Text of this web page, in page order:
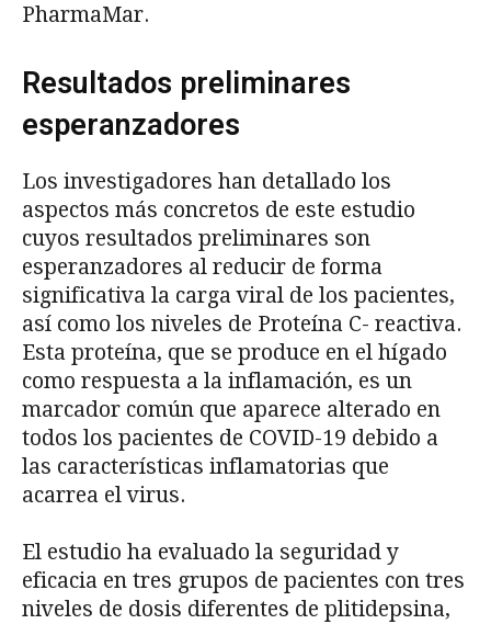
PharmaMar.
Resultados preliminares
esperanzadores
Los investigadores han detallado los
aspectos más concretos de este estudio
cuyos resultados preliminares son
esperanzadores al reducir de forma
significativa la carga viral de los pacientes,
así como los niveles de Proteína C- reactiva.
Esta proteína, que se produce en el hígado
como respuesta a la inflamación, es un
marcador común que aparece alterado en
todos los pacientes de COVID-19 debido a
las características inflamatorias que
acarrea el virus.
El estudio ha evaluado la seguridad y
eficacia en tres grupos de pacientes con tres
niveles de dosis diferentes de plitidepsina,